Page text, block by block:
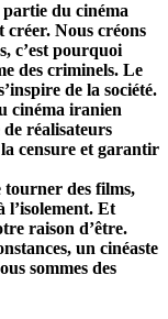
partie du cinéma
créer. Nous créons
c’est pourquoi
des criminels. Le
de la société.
cinéma iranien
de réalisateurs
censure et garantir
tourner des films,
l’isolement. Et
raison d’être.
un cinéaste
sommes des